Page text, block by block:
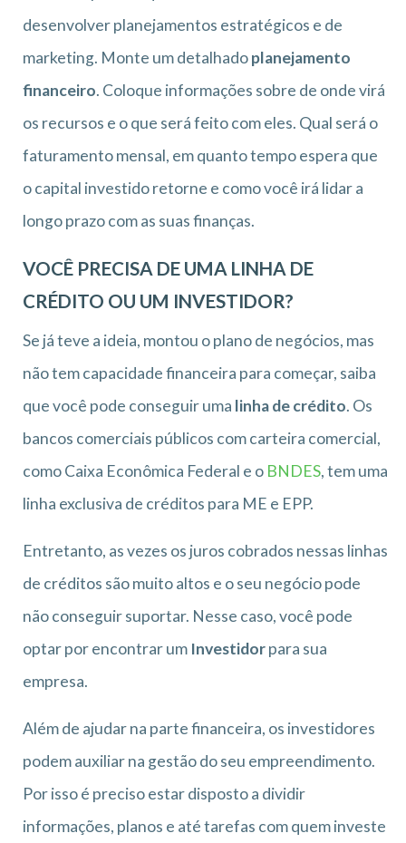
desenvolver planejamentos estratégicos e de
marketing. Monte um detalhadoplanejamento
financeiro. Coloque informações sobre de onde virá
os recursos e o que será feito com eles. Qual será o
faturamento mensal, em quanto tempo espera que
o capital investido retorne e como você irá lidar a
longo prazo com as suas finanças.
VOCÊ PRECISA DE UMA LINHA DE
CRÉDITO OU UM INVESTIDOR?
Se já teve a ideia, montou o plano de negócios, mas
não tem capacidade financeira para começar, saiba
que você pode conseguir uma linha de crédito. Os
bancos comerciais públicos com carteira comercial,
como Caixa Econômica Federal e o BNDES, tem uma
linha exclusiva de créditos para ME e EPP.
Entretanto, as vezes os juros cobrados nessas linhas
de créditos são muito altos e o seu negócio pode
não conseguir suportar. Nesse caso, você pode
optar por encontrar um Investidorpara sua
empresa.
Além de ajudar na parte financeira, os investidores
podem auxiliar na gestão do seu empreendimento.
Por isso é preciso estar disposto a dividir
informações, planos e até tarefas com quem investe